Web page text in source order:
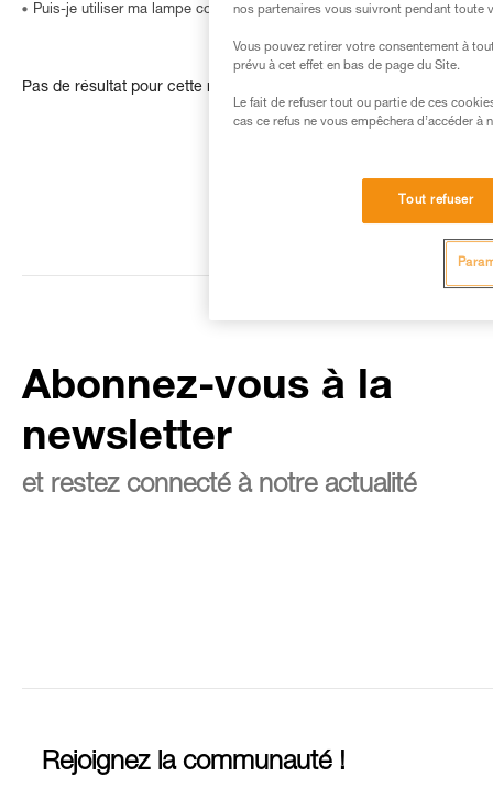
Puis-je utiliser ma lampe connectée indépendamment de l'application
Pas de résultat pour cette recherche
Abonnez-vous à la
newsletter
et restez connecté à notre actualité
Rejoignez la communauté !
nos partenaires vous suivront pendant toute
Vous pouvez retirer votre consentement à
prévu à cet effet en bas de page du Site.
Le fait de refuser tout ou partie de ces
cas ce refus ne vous empêchera d’accéder à
Tout refuser